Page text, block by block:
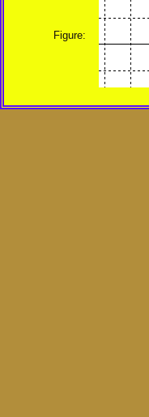
Figure: